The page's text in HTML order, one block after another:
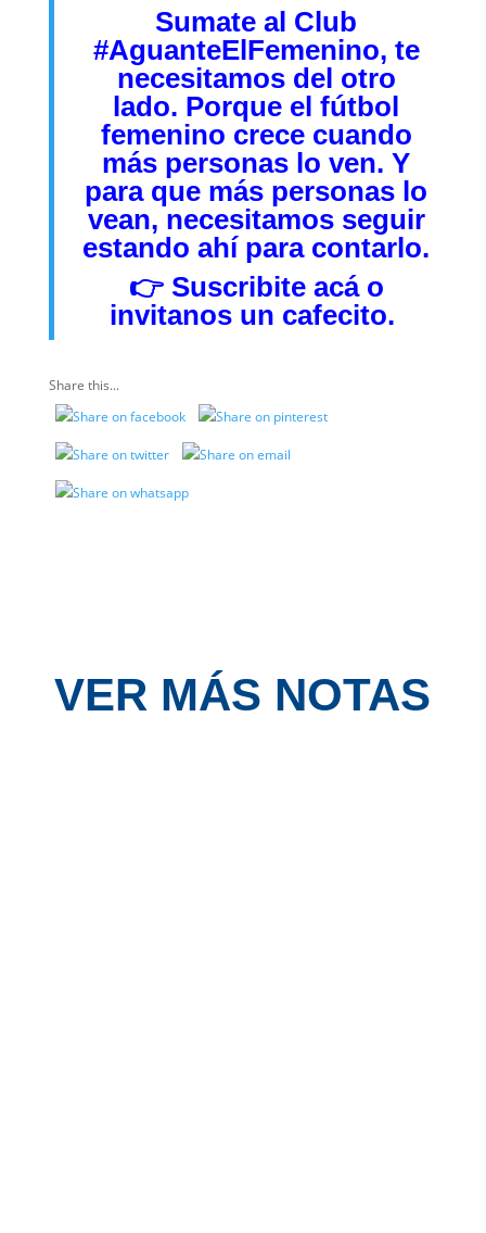
Sumate al Club
#AguanteElFemenino, te
necesitamos del otro
lado. Porque el fútbol
femenino crece cuando
más personas lo ven. Y
para que más personas lo
vean, necesitamos seguir
estando ahí para contarlo.
👉 Suscribite acáo
invitanos un cafecito.
Share this...
VER MÁS NOTAS